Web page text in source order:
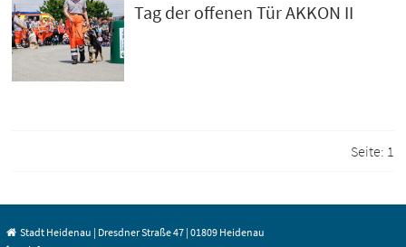
Tag der offenen Tür AKKON II
Seite: 1
Stadt Heidenau | Dresdner Straße 47 | 01809 Heidenau